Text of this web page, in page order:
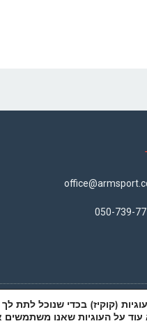
050-739-
(קוקיז) בכדי שנוכל לתת
עוד על העוגיות שאנו משתמשים